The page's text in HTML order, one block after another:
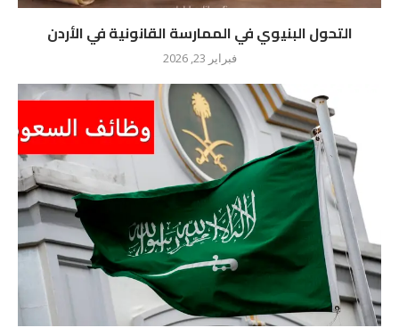
التحول البنيوي في الممارسة القانونية في الأردن
فبراير 23, 2026